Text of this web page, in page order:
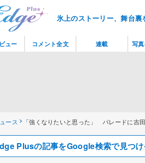
氷上のストーリー、舞台
ース 「強くなりたいと思った」 パレードに吉
Plusの記事をGoogle検索で見つ
ュー コメント全文 連載 写